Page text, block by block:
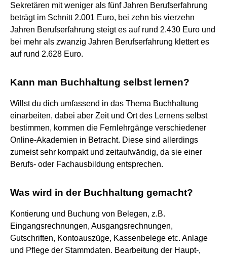
Sekretären mit weniger als fünf Jahren Berufserfahrung
beträgt im Schnitt 2.001 Euro, bei zehn bis vierzehn
Jahren Berufserfahrung steigt es auf rund 2.430 Euro und
bei mehr als zwanzig Jahren Berufserfahrung klettert es
auf rund 2.628 Euro.
Kann man Buchhaltung selbst lernen?
Willst du dich umfassend in das Thema Buchhaltung
einarbeiten, dabei aber Zeit und Ort des Lernens selbst
bestimmen, kommen die Fernlehrgänge verschiedener
Online-Akademien in Betracht. Diese sind allerdings
zumeist sehr kompakt und zeitaufwändig, da sie einer
Berufs- oder Fachausbildung entsprechen.
Was wird in der Buchhaltung gemacht?
Kontierung und Buchung von Belegen, z.B.
Eingangsrechnungen, Ausgangsrechnungen,
Gutschriften, Kontoauszüge, Kassenbelege etc. Anlage
und Pflege der Stammdaten. Bearbeitung der Haupt-,